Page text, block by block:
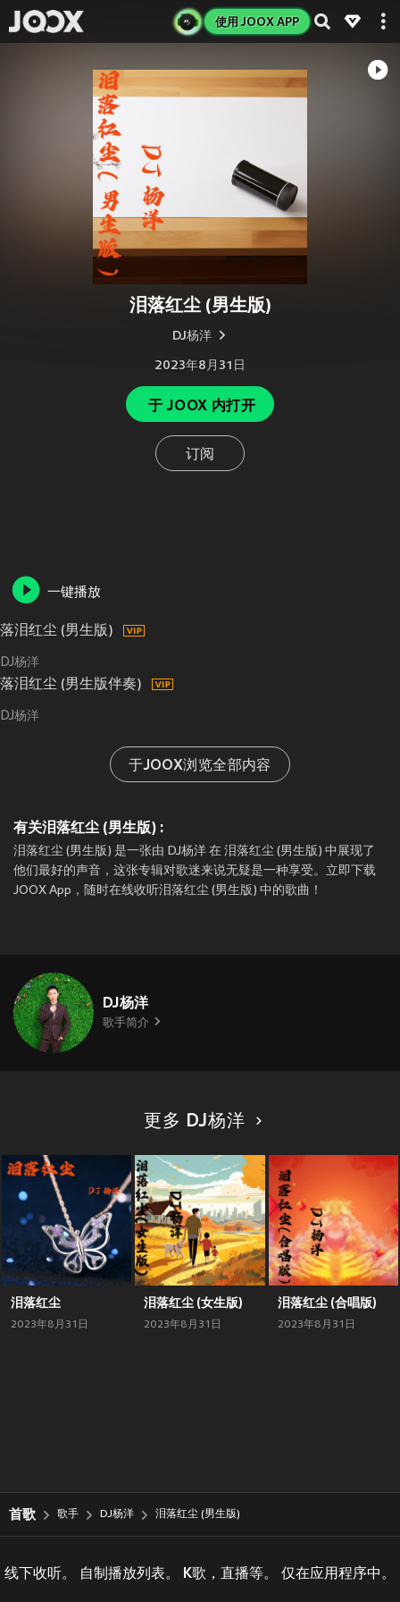
使用 JOOX APP
泪落红尘 (男生版)
DJ杨洋
2023年8月31日
于 JOOX 内打开
订阅
一键播放
落泪红尘 (男生版)
DJ杨洋
落泪红尘 (男生版伴奏)
DJ杨洋
于JOOX浏览全部内容
有关泪落红尘 (男生版) :
泪落红尘 (男生版) 是一张由 DJ杨洋 在 泪落红尘 (男生版) 中展现了
他们最好的声音，这张专辑对歌迷来说无疑是一种享受。立即下载
JOOX App，随时在线收听泪落红尘 (男生版) 中的歌曲！
DJ杨洋
歌手简介
更多 DJ杨洋
泪落红尘
2023年8月31日
泪落红尘 (女生版)
2023年8月31日
泪落红尘 (合唱版)
2023年8月31日
首歌 歌手 DJ杨洋 泪落红尘 (男生版)
线下收听。 自制播放列表。 K歌，直播等。 仅在应用程序中。